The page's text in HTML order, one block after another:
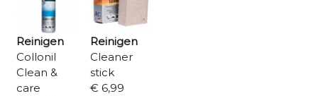
Reinigen
Collonil
Clean &
care
Reinigen
Cleaner
stick
€ 6,99